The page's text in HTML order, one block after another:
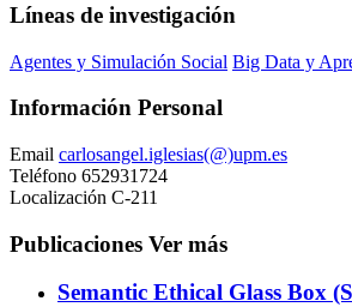
Líneas de investigación
Agentes y Simulación Social Big Data y
Información Personal
Email carlosangel.iglesias(@)upm.es
Teléfono 652931724
Localización C-211
Publicaciones Ver más
Semantic Ethical Glass Box